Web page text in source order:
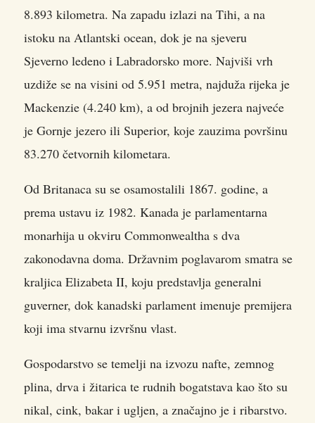
8.893 kilometra. Na zapadu izlazi na Tihi, a na
istoku na Atlantski ocean, dok je na sjeveru
Sjeverno ledeno i Labradorsko more. Najviši vrh
uzdiže se na visini od 5.951 metra, najduža rijeka je
Mackenzie (4.240 km), a od brojnih jezera najveće
je Gornje jezero ili Superior, koje zauzima površinu
83.270 četvornih kilometara.
Od Britanaca su se osamostalili 1867. godine, a
prema ustavu iz 1982. Kanada je parlamentarna
monarhija u okviru Commonwealtha s dva
zakonodavna doma. Državnim poglavarom smatra se
kraljica Elizabeta II, koju predstavlja generalni
guverner, dok kanadski parlament imenuje premijera
koji ima stvarnu izvršnu vlast.
Gospodarstvo se temelji na izvozu nafte, zemnog
plina, drva i žitarica te rudnih bogatstava kao što su
nikal, cink, bakar i ugljen, a značajno je i ribarstvo.